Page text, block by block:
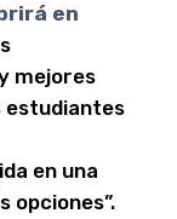
en
mejores
estudiantes
en una
opciones”.